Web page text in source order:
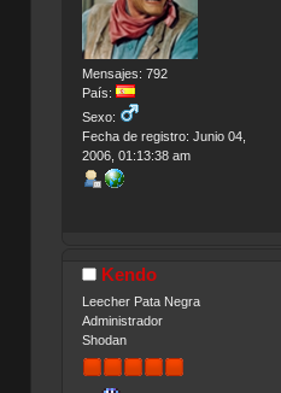
Mensajes: 792
País:
Sexo:
Fecha de registro: Junio 04,
2006, 01:13:38 am
Kendo
Leecher Pata Negra
Administrador
Shodan